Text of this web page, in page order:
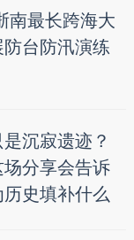
南最长跨海大
台防汛演练
沉寂遗迹？
分享会告诉
史填补什么